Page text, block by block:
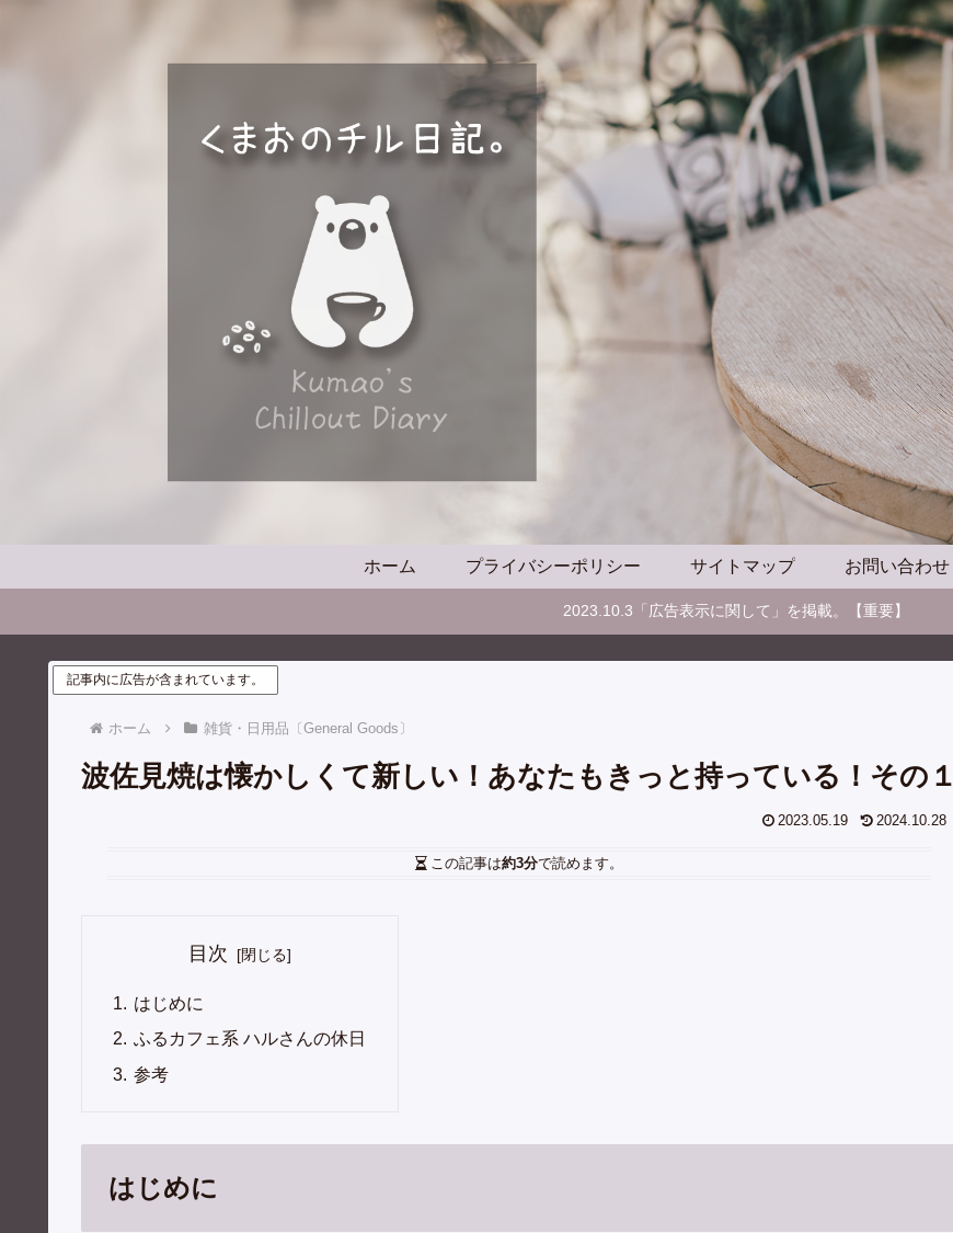
ホーム プライバシーポリシー サイトマップ お問い合わせ
2023.10.3「広告表示に関して」を掲載。【重要】
記事内に広告が含まれています。
ホーム 雑貨・日用品〔General Goods〕
波佐見焼は懐かしくて新しい！あなたもきっと持っている！その１
2023.05.19 2024.10.28
この記事は約3分で読めます。
目次
はじめに
ふるカフェ系 ハルさんの休日
参考
はじめに